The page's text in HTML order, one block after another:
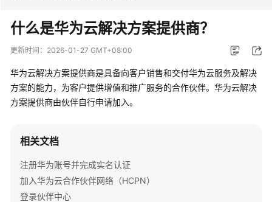
户
指
常
见
览
术
什么是华为云解决方案提供商？
更新时间： 2026-01-27 GMT+08:00
华为云解决方案提供商是具备向客户销售和交付华为云服务及解决
方案的能力，为客户提供增值和推广服务的合作伙伴。华为云解决
方案提供商由伙伴自行申请加入。
相关文档
注册华为账号并完成实名认证
加入华为云合作伙伴网络（HCPN）
登录伙伴中心